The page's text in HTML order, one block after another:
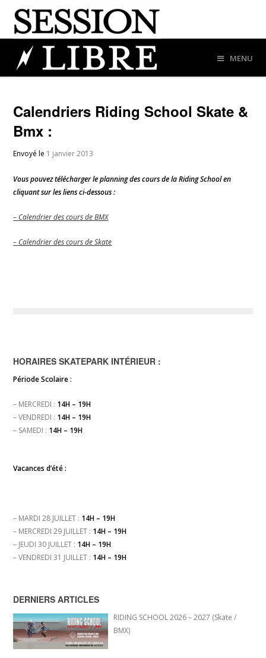
MENU
Calendriers Riding School Skate &
Bmx :
Envoyé le 1 janvier 2013
Vous pouvez télécharger le planning des cours de la Riding School en
cliquant sur les liens ci-dessous :
– Calendrier des cours de BMX
– Calendrier des cours de Skate
HORAIRES SKATEPARK INTÉRIEUR :
Période Scolaire :
– MERCREDI : 14H – 19H
– VENDREDI : 14H – 19H
– SAMEDI : 14H – 19H
Vacances d’été :
– MARDI 28 JUILLET : 14H – 19H
– MERCREDI 29 JUILLET : 14H – 19H
– JEUDI 30 JUILLET : 14H – 19H
– VENDREDI 31 JUILLET : 14H – 19H
DERNIERS ARTICLES
RIDING SCHOOL 2026 – 2027 (Skate /
BMX)